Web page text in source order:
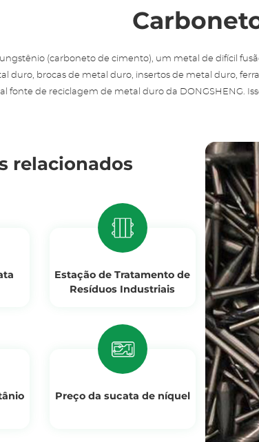
(carboneto de cimento), um metal de difícil
duro, brocas de metal duro, insertos de metal duro,
fonte de reciclagem de metal duro da DONGSHENG.
relacionados
Estação de Tratamento de
Resíduos Industriais
Preço da sucata de níquel